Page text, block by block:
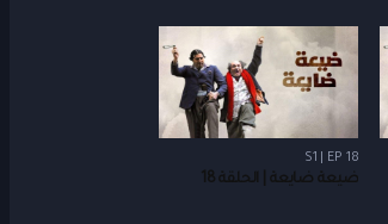
S1 | EP 18
ضيعة ضايعة | الحلقة 18